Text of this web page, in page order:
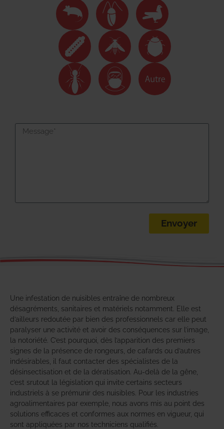
Envoyer
Une infestation de nuisibles entraîne de nombreux
désagréments, sanitaires et matériels notamment. Elle est
d’ailleurs redoutée par bien des professionnels car elle peut
paralyser une activité et avoir des conséquences sur l’image,
la notoriété. C’est pourquoi, dès l’apparition des premiers
signes de la présence de rongeurs, de cafards ou d’autres
indésirables, il faut contacter des spécialistes de la
désinsectisation et de la dératisation. Au-delà de la gêne,
c’est srutout la législation qui invite certains secteurs
industriels à se prémunir des nuisibles. Pour les industries
agroalimentaires par exemple, nous avons mis au point des
solutions efficaces et conformes aux normes en vigueur, qui
sont appliquées par nos techniciens qualifiés.